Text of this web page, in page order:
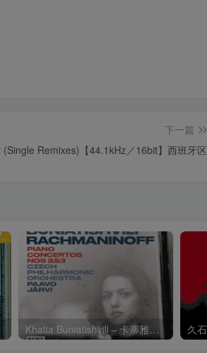
下一篇
Remixes)【44.1kHz／16bit】西班牙区
Khatia Buniatishvili – 卡蒂雅拉赫玛尼诺夫：第二、三钢琴协奏曲